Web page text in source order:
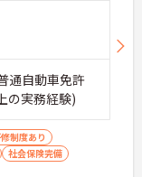
自動車免許
実務経験)
制度あり
社会保険完備